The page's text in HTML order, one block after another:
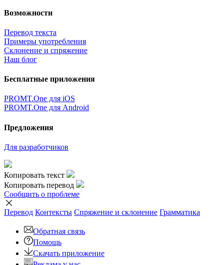
Возможности
Перевод текста
Примеры употребления
Склонение и спряжение
Наш блог
Бесплатные приложения
PROMT.One для iOS
PROMT.One для Android
Предложения
Для разработчиков
Копировать текст
Копировать перевод
Сообщить о проблеме
Перевод Контексты Спряжение и склонение Грамматика
Обратная связь
Помощь
Скачать приложение